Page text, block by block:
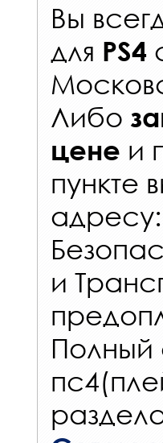
Вы
для PS4
Либо
цене и
пункте
и
Полный